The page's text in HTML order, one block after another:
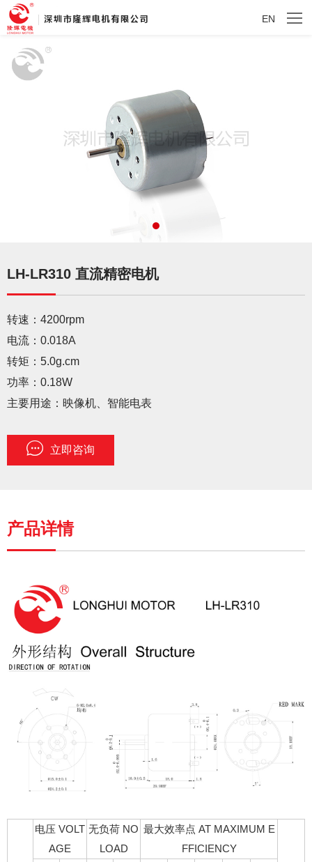
EN
LH-LR310 直流精密电机
转速：4200rpm
电流：0.018A
转矩：5.0g.cm
功率：0.18W
主要用途：映像机、智能电表
立即咨询
产品详情
电压 VOLT
AGE
无负荷 NO
LOAD
最大效率点 AT MAXIMUM E
FFICIENCY